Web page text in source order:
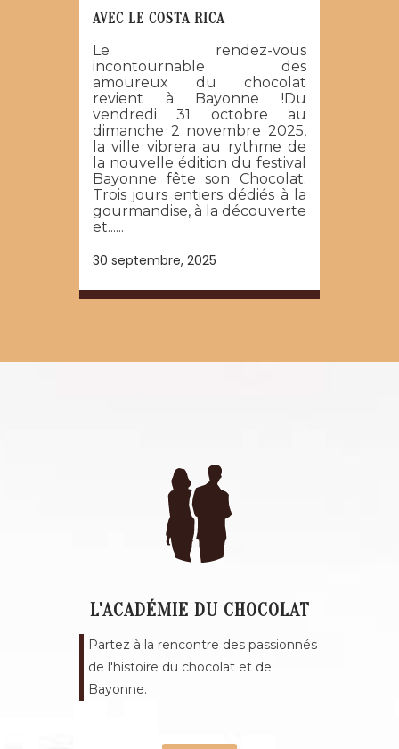
AVEC LE COSTA RICA
Le rendez-vous
incontournable des
amoureux du chocolat
revient à Bayonne !Du
vendredi 31 octobre au
dimanche 2 novembre 2025,
la ville vibrera au rythme de
la nouvelle édition du festival
Bayonne fête son Chocolat.
Trois jours entiers dédiés à la
gourmandise, à la découverte
et......
30 septembre, 2025
L'ACADÉMIE DU CHOCOLAT
Partez à la rencontre des passionnés
de l'histoire du chocolat et de
Bayonne.